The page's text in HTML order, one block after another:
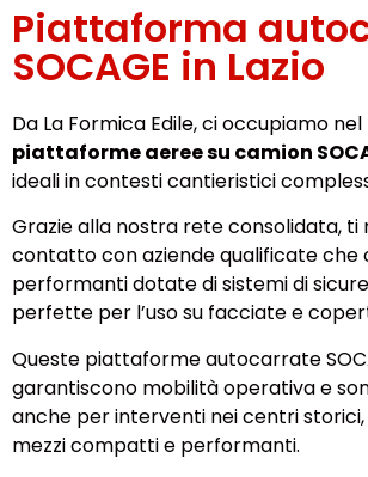
Piattaforma
SOCAGE in Lazio
Da La Formica Edile, ci occupiamo nel
piattaforme aeree su camion
ideali in contesti cantieristici
Grazie alla nostra rete consolidata,
contatto con aziende qualificate che
performanti dotate di sistemi di
perfette per l’uso su facciate e
Queste piattaforme autocarrate
garantiscono mobilità operativa e
anche per interventi nei centri
mezzi compatti e performanti.